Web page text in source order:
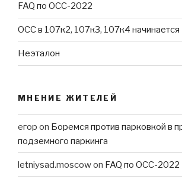
FAQ по ОСС-2022
ОСС в 107к2, 107к3, 107к4
Неэталон
МНЕНИЕ ЖИТЕЛЕЙ
егор on Боремся против парковкой в
подземного паркинга
letniysad.moscowon FAQ по ОСС-2022